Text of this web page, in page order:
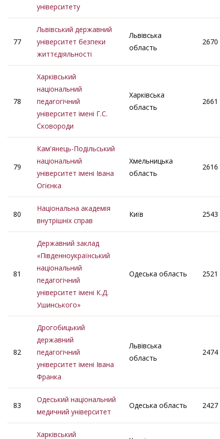
університету
77
Львівський державний
університет безпеки
життєдіяльності
Львівська
область
2670
78
Харківський
національний
педагогічний
університет імені Г.С.
Сковороди
Харківська
область
2661
79
Кам'янець-Подільський
національний
університет імені Івана
Огієнка
Хмельницька
область
2616
80
Національна академія
внутрішніх справ
Київ 2543
81
Державний заклад
«Південноукраїнський
національний
педагогічний
університет імені К.Д.
Ушинського»
Одеська область 2521
82
Дрогобицький
державний
педагогічний
університет імені Івана
Франка
Львівська
область
2474
83
Одеський національний
медичний університет
Одеська область 2427
Харківський